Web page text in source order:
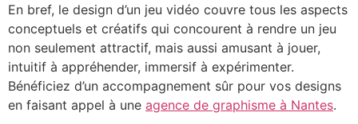
En bref, le design d’un jeu vidéo couvre tous les aspects
conceptuels et créatifs qui concourent à rendre un jeu
non seulement attractif, mais aussi amusant à jouer,
intuitif à appréhender, immersif à expérimenter.
Bénéficiez d’un accompagnement sûr pour vos designs
en faisant appel à une agence de graphisme à Nantes.